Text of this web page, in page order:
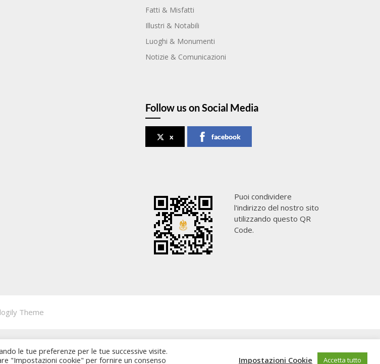
Fatti & Misfatti
Illustri & Notabili
Luoghi & Monumenti
Notizie & Comunicazioni
Follow us on Social Media
x facebook
Puoi condividere
l'indirizzo del nostro sito
utilizzando questo QR
Code.
Theme
le tue preferenze per le tue successive visite.
"Impostazioni cookie" per fornire un consenso
Impostazioni Cookie Accetta tutto